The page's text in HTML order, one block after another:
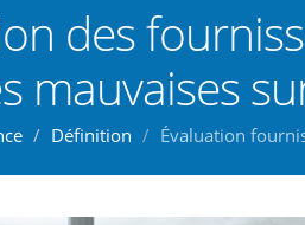
des
mauvaises
Définition Évaluation